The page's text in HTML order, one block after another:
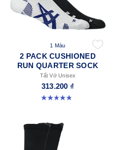
1 Màu
2 PACK CUSHIONED
RUN QUARTER SOCK
Tất Vớ Unisex
313.200 ₫
4.9 trong số 5 sao. 34 đánh giá